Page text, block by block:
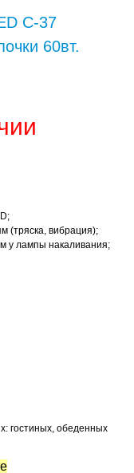
С-37
60вт.
(тряска, вибрация);
у лампы накаливания;
гостиных, обеденных